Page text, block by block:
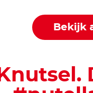
Bekijk
Knutsel.